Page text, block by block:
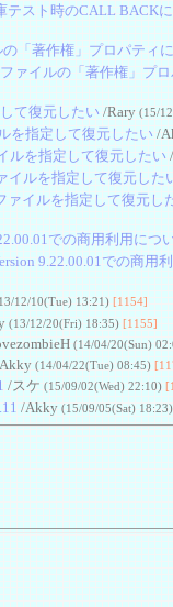
テスト時のCALL BACK
「著作権」プロパティ
ァイルの「著作権」プ
て復元したい/Rary (15/
を指定して復元したい/
ルを指定して復元したい/
イルを指定して復元した
ァイルを指定して復元し
での商用利用につ
9.22.00.01での商用
12/10(Tue) 13:21) [1154]
(13/12/20(Fri) 18:35) [1155]
(14/04/20(Sun)
(14/04/22(Tue) 08:45)
/スケ (15/09/02(Wed) 22:10)
/Akky (15/09/05(Sat) 18:23)